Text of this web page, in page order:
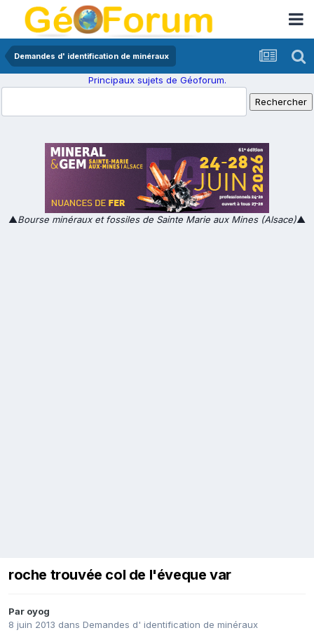
Demandes d' identification de minéraux
Principaux sujets de Géoforum.
▲Bourse minéraux et fossiles de Sainte Marie aux Mines (Alsace)▲
roche trouvée col de l'éveque var
Par oyog
8 juin 2013 dans Demandes d' identification de minéraux